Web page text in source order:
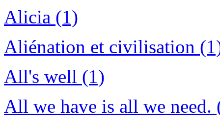
Alicia (1)
Aliénation et civilisation
All's well (1)
All we have is all we need.